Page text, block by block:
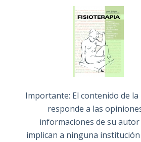
Importante: El contenido de
responde a las
informaciones de su autor
implican a ninguna institución